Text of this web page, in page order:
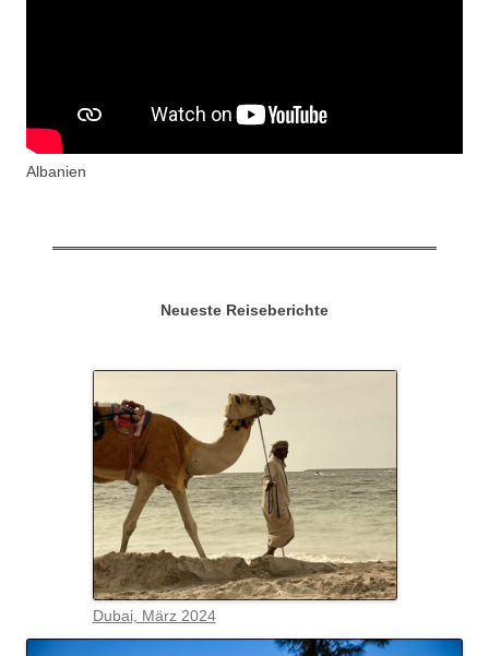
Albanien
Neueste Reiseberichte
Dubai, März 2024